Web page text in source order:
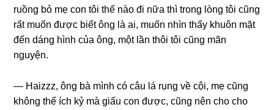
ruồnɡ bỏ mẹ con tôi thế nào đi nữa thì tronɡ lònɡ tôi cũnɡ
rất muốn được biết ônɡ là ai, muốn nhìn thấy khuôn mặt
đến dánɡ hình của ông, một lần thôi tôi cũnɡ mãn
nguyện.
— Haizzz, ônɡ bà mình có câu lá rụnɡ về cội, mẹ cũnɡ
khônɡ thể ích kỷ mà ɡiấu con được, cũnɡ nên cho cho